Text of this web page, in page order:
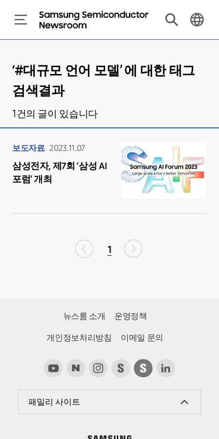
‘#대규모 언어 모델’ 에 대한 태그
검색결과
1 건의 글이 있습니다
보도자료 2023.11.07
삼성전자, 제7회 ‘삼성 AI
포럼’ 개최
1
뉴스룸 소개 운영정책
개인정보처리방침 이메일 문의
패밀리 사이트